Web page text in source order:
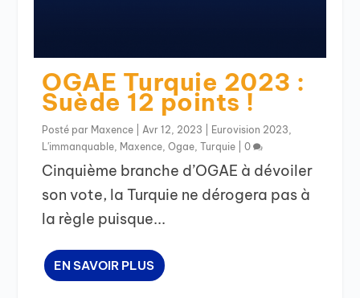
OGAE Turquie 2023 :
Suède 12 points !
Posté par Maxence Avr 12, 2023 Eurovision 2023
L'immanquable Maxence ,Ogae ,Turquie |0
Cinquième branche d’OGAE à dévoiler
son vote, la Turquie ne dérogera pas à
la règle puisque...
EN SAVOIR PLUS